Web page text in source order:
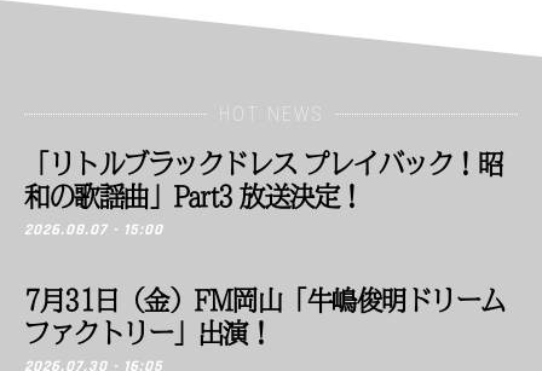
HOT NEWS
「リトルブラックドレス プレイバック！昭
和の歌謡曲」Part3 放送決定！
2026.08.07 - 15:00
7月31日（金）FM岡山「牛嶋俊明ドリーム
ファクトリー」出演！
2026.07.30 - 16:05